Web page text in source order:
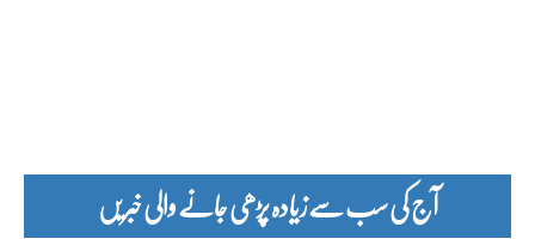
آج کی سب سے زیادہ پڑھی جانے والی خبریں